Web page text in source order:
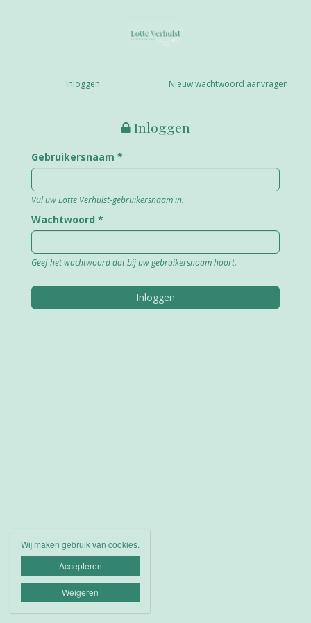
Inloggen Nieuw wachtwoord aanvragen
Inloggen
Gebruikersnaam *
Vul uw Lotte Verhulst-gebruikersnaam in.
Wachtwoord *
Geef het wachtwoord dat bij uw gebruikersnaam hoort.
Inloggen
Wij maken gebruik van cookies.
Accepteren
Weigeren